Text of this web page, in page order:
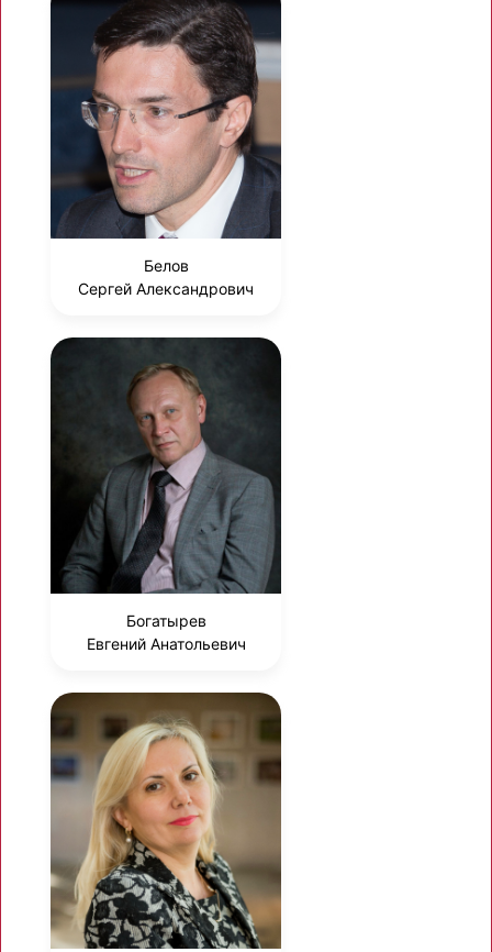
Белов
Сергей Александрович
Богатырев
Евгений Анатольевич